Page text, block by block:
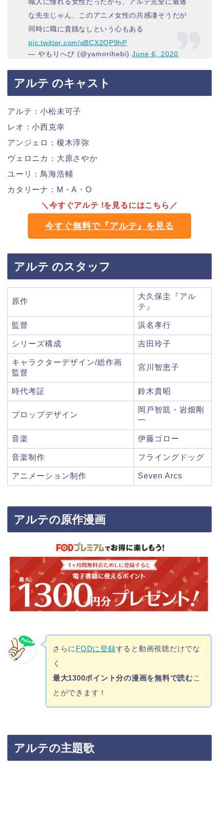
職人に憧れる女性だったから、アルテ完全に最適
な先生じゃん、このアニメ女性の共感凄そうだが
同時に職に貴賎なしという心もある
pic.twitter.com/qBCX2QP9hP
— やもりへび (@yamorihebi)June 6, 2020
アルテ のキャスト
アルテ：小松未可子
レオ：小西克幸
アンジェロ：榎木淳弥
ヴェロニカ：大原さやか
ユーリ：鳥海浩輔
カタリーナ：M・A・O
＼今すぐアルテ !を見るにはこちら／
今すぐ無料で『アルテ』を見る
アルテ のスタッフ
原作
大久保圭『アル
テ』
監督 浜名孝行
シリーズ構成 吉田玲子
キャラクターデザイン/総作画
監督
宮川智恵子
時代考証 鈴木貴昭
プロップデザイン
岡戸智凱・岩畑剛
一
音楽 伊藤ゴロー
音楽制作 フライングドッグ
アニメーション制作 Seven Arcs
アルテの原作漫画
さらに FODに登録すると動画視聴だけでな
く
最大1300ポイント分の漫画を無料で読むこ
とができます！
アルテの主題歌